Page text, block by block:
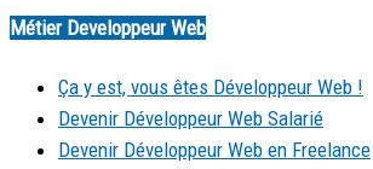
Métier Developpeur Web
Ça y est, vous êtes Développeur Web !
Devenir Développeur Web Salarié
Devenir Développeur Web en Freelance